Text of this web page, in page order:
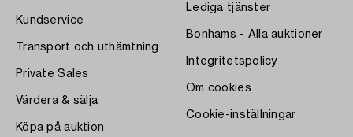
Kundservice
Transport och uthämtning
Private Sales
Värdera & sälja
Köpa på auktion
Lediga tjänster
Bonhams - Alla auktioner
Integritetspolicy
Om cookies
Cookie-inställningar